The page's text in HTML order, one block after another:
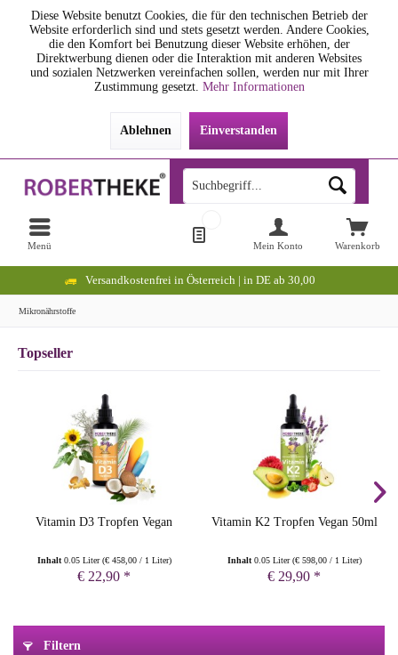
Diese Website benutzt Cookies, die für den technischen Betrieb der
Website erforderlich sind und stets gesetzt werden. Andere Cookies,
die den Komfort bei Benutzung dieser Website erhöhen, der
Direktwerbung dienen oder die Interaktion mit anderen Websites
und sozialen Netzwerken vereinfachen sollen, werden nur mit Ihrer
Zustimmung gesetzt. Mehr Informationen
Ablehnen Einverstanden
Versandkostenfrei in Österreich | in DE ab 30,00
Menü Warenkorb
Mein Konto
Mikronährstoffe
Topseller
Vitamin D3 Tropfen Vegan
Inhalt 0.05 Liter(€ 458,00/ 1 Liter)
€ 22,90 *
Vitamin K2 Tropfen Vegan 50ml
Inhalt 0.05 Liter(€ 598,00/ 1 Liter)
€ 29,90 *
Filtern